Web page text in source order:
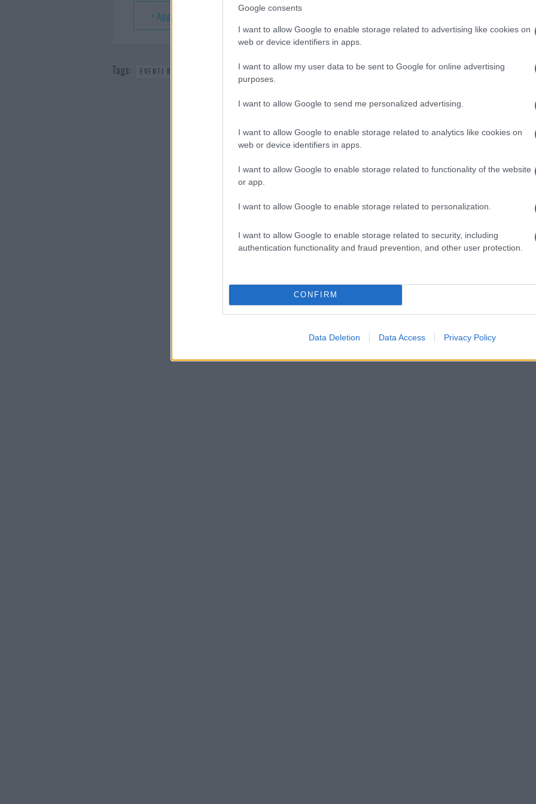
Google consents
I want to allow Google to enable storage related to advertising like cookies on
web or device identifiers in apps.
I want to allow my user data to be sent to Google for online advertising
purposes.
I want to allow Google to send me personalized advertising.
I want to allow Google to enable storage related to analytics like cookies on
web or device identifiers in apps.
I want to allow Google to enable storage related to functionality of the website
or app.
I want to allow Google to enable storage related to personalization.
I want to allow Google to enable storage related to security, including
authentication functionality and fraud prevention, and other user protection.
CONFIRM
Data Deletion Data Access Privacy Policy
+ Aggiungi a Google Calendar
Tags: EVENTI BADESI IN EVIDENZA